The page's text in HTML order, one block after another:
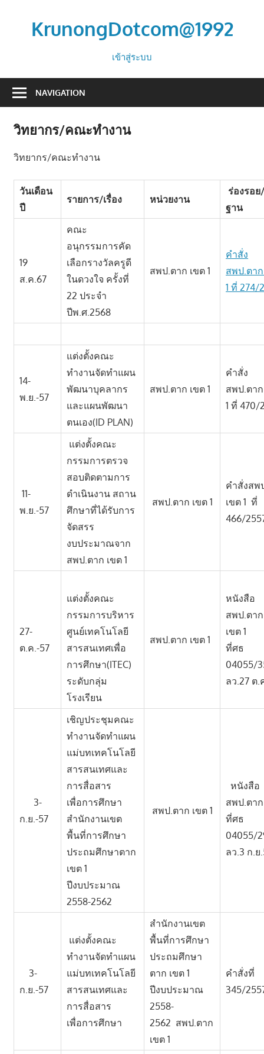
KrunongDotcom@1992
หลัง
พระ
เข้าสู่ระบบ
NAVIGATION
วิทยากร/คณะทำงาน
วิทยากร/คณะทำงาน
วันเดือน
ปี
รายการ/เรื่อง หน่วยงาน
ร่องรอ
ฐาน
19
ส.ค.67
คณะ
อนุกรรมการคัด
เลือกรางวัลครูดี
ในดวงใจ ครั้งที่
22 ประจำ
ปีพ.ศ.2568
สพป.ตาก เขต 1
คำสั่ง
สพป.ตา
1 ที่ 274/
14-
พ.ย.-57
แต่งตั้งคณะ
ทำงานจัดทำแผน
พัฒนาบุคลากร
และแผนพัฒนา
ตนเอง(ID PLAN)
สพป.ตาก เขต 1
คำสั่ง
สพป.ตา
1 ที่ 470/
11-
พ.ย.-57
แต่งตั้งคณะ
กรรมการตรวจ
สอบติดตามการ
ดำเนินงาน สถาน
ศึกษาที่ได้รับการ
จัดสรร
งบประมาณจาก
สพป.ตาก เขต 1
สพป.ตาก เขต 1
คำสั่งส
เขต 1 ที่
466/
27-
ต.ค.-57
แต่งตั้งคณะ
กรรมการบริหาร
ศูนย์เทคโนโลยี
สารสนเทศเพื่อ
การศึกษา(ITEC)
ระดับกลุ่ม
โรงเรียน
สพป.ตาก เขต 1
หนังสือ
สพป.ตา
เขต 1
ที่ศธ
04055/
ลว.27 ต.
3-
ก.ย.-57
เชิญประชุมคณะ
ทำงานจัดทำแผน
แม่บทเทคโนโลยี
สารสนเทศและ
การสื่อสาร
เพื่อการศึกษา
สำนักงานเขต
พื้นที่การศึกษา
ประถมศึกษาตาก
เขต 1
ปีงบประมาณ
2558-2562
สพป.ตาก เขต 1
หนังสือ
สพป.ตา
ที่ศธ
04055/
ลว.3 ก.ย
3-
ก.ย.-57
แต่งตั้งคณะ
ทำงานจัดทำแผน
แม่บทเทคโนโลยี
สารสนเทศและ
การสื่อสาร
เพื่อการศึกษา
สำนักงานเขต
พื้นที่การศึกษา
ประถมศึกษา
ตาก เขต 1
ปีงบประมาณ
2558-
2562 สพป.ตาก
เขต 1
คำสั่งที่
345/